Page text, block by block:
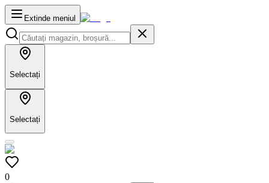
Extinde meniul
Selectați
Selectați
0